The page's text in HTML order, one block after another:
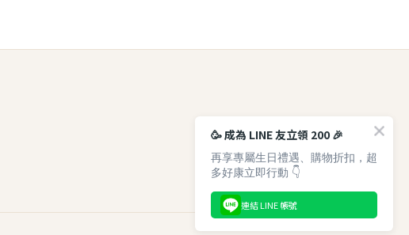
🥳 成為 LINE 友立領 200 🎉
再享專屬生日禮遇、購物折扣，超
多好康立即行動 👇
連結 LINE 帳號